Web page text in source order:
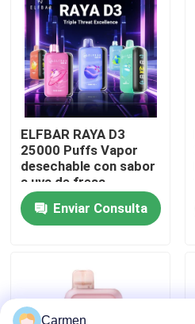
Sobre nosotros
Visita a la fábrica
Control de Calidad
Contacto
Solicitar una cotización
ELFBAR Vape
ELFBAR RAYA D3
25000 Puffs Vapor
desechable con sabor
a uva de fresa
Enviar Consulta
Carmen